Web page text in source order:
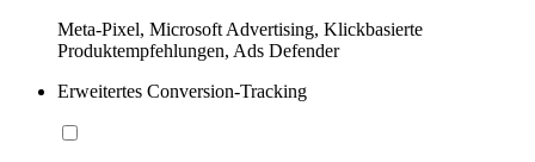
Meta-Pixel, Microsoft Advertising, Klickbasierte
Produktempfehlungen, Ads Defender
Erweitertes Conversion-Tracking